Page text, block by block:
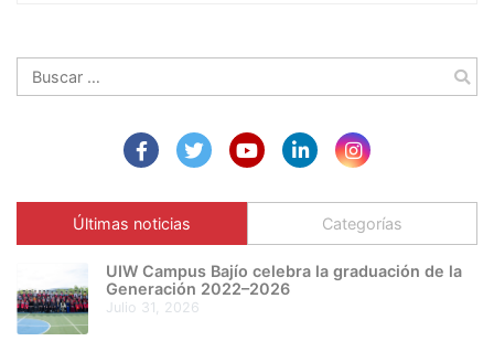
Buscar:
Últimas noticias Categorías
UIW Campus Bajío celebra la graduación de la
Generación 2022–2026
julio 31, 2026